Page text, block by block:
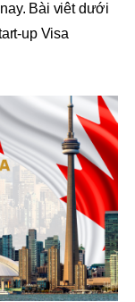
Bài viêt dưới
up Visa